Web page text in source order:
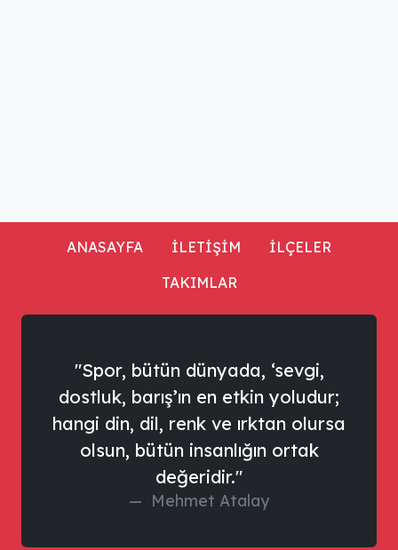
ANASAYFA İLETİŞİM
İLÇELER
TAKIMLAR
"Spor, bütün dünyada, ‘sevgi,
dostluk, barış’ın en etkin yoludur;
hangi din, dil, renk ve ırktan olursa
olsun, bütün insanlığın ortak
değeridir."
Mehmet Atalay